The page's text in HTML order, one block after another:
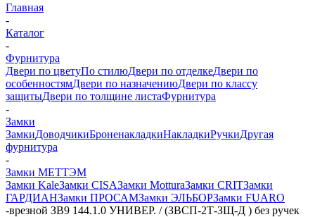
Главная
-
Каталог
-
Фурнитура
Двери по цветуПо стилюДвери по отделкеДвери по
особенностямДвери по назначениюДвери по классу
защитыДвери по толщине листаФурнитура
-
Замки
ЗамкиДоводчикиБроненакладкиНакладкиРучкиДругая
фурнитура
-
Замки МЕТТЭМ
Замки KaleЗамки CISAЗамки MotturaЗамки CRITЗамки
ГАРДИАНЗамки ПРОСАМЗамки ЭЛЬБОРЗамки FUARO
-врезной ЗВ9 144.1.0 УНИВЕР. / (ЗВСП-2Т-ЗЩ-Д ) без ручек